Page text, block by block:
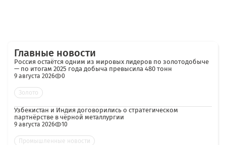
Главные новости
Россия остаётся одним из мировых лидеров по золотодобыче
— по итогам 2025 года добыча превысила 480 тонн
9 августа 2026 0
Золото
Узбекистан и Индия договорились о стратегическом
партнёрстве в чёрной металлургии
9 августа 2026 10
Промышленные новости